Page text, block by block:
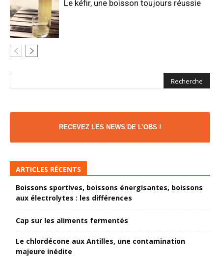
Le kéfir, une boisson toujours réussie
RECEVEZ LES NEWS DE L'OBS !
ARTICLES RÉCENTS
Boissons sportives, boissons énergisantes, boissons
aux électrolytes : les différences
Cap sur les aliments fermentés
Le chlordécone aux Antilles, une contamination
majeure inédite